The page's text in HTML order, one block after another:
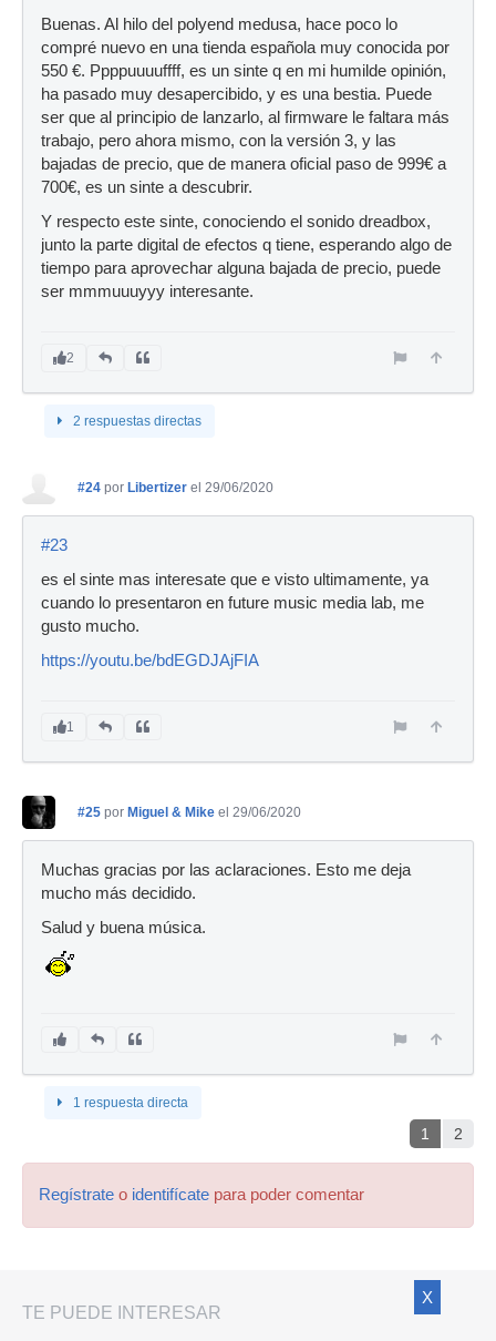
Buenas. Al hilo del polyend medusa, hace poco lo
compré nuevo en una tienda española muy conocida por
550 €. Ppppuuuuffff, es un sinte q en mi humilde opinión,
ha pasado muy desapercibido, y es una bestia. Puede
ser que al principio de lanzarlo, al firmware le faltara más
trabajo, pero ahora mismo, con la versión 3, y las
bajadas de precio, que de manera oficial paso de 999€ a
700€, es un sinte a descubrir.
Y respecto este sinte, conociendo el sonido dreadbox,
junto la parte digital de efectos q tiene, esperando algo de
tiempo para aprovechar alguna bajada de precio, puede
ser mmmuuuyyy interesante.
2
2 respuestas directas
#24 por Libertizer el 29/06/2020
#23
es el sinte mas interesate que e visto ultimamente, ya
cuando lo presentaron en future music media lab, me
gusto mucho.
https://youtu.be/bdEGDJAjFIA
1
#25 por Miguel & Mike el 29/06/2020
Muchas gracias por las aclaraciones. Esto me deja
mucho más decidido.
Salud y buena música.
1 respuesta directa
1 2
Regístrate o identifícate para poder comentar
TE PUEDE INTERESAR
X